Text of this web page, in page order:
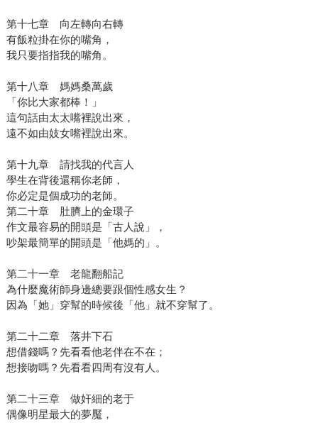
第十七章 向左轉向右轉
有飯粒掛在你的嘴角，
我只要指指我的嘴角。
第十八章 媽媽桑萬歲
「你比大家都棒！」
這句話由太太嘴裡說出來，
遠不如由妓女嘴裡說出來。
第十九章 請找我的代言人
學生在背後還稱你老師，
你必定是個成功的老師。
第二十章 肚臍上的金環子
作文最容易的開頭是「古人說」，
吵架最簡單的開頭是「他媽的」。
第二十一章 老龍翻船記
為什麼魔術師身邊總要跟個性感女生？
因為「她」穿幫的時候後「他」就不穿幫了。
第二十二章 落井下石
想借錢嗎？先看看他老伴在不在；
想接吻嗎？先看看四周有沒有人。
第二十三章 做奸細的老于
偶像明星最大的夢魘，